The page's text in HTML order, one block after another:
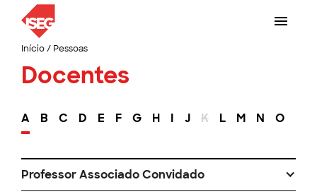
Início/ Pessoas
Docentes
A B C D E F G H I J K L M N O
Professor Associado Convidado